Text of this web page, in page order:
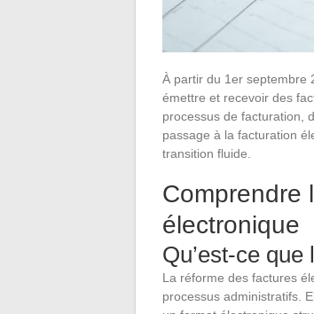
À partir du 1er septembre
émettre et recevoir des
processus de facturation,
passage à la facturation
transition fluide.
Comprendre
électronique
Qu’est-ce
La réforme des factures
processus administratifs.